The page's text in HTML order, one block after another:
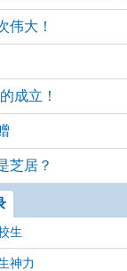
伟大！
成立！
芝居？
生
神力